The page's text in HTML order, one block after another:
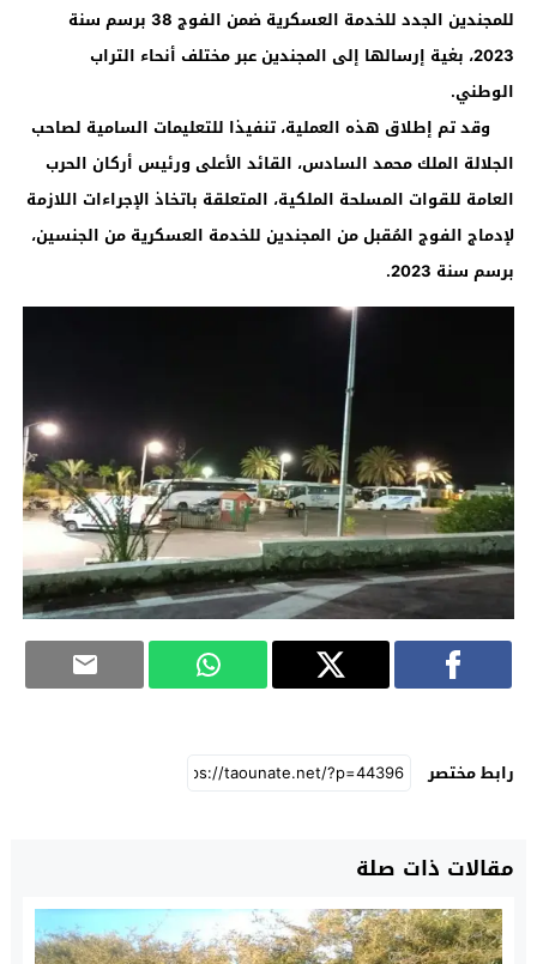
للمجندين الجدد للخدمة العسكرية ضمن الفوج 38 برسم سنة
2023، بغية إرسالها إلى المجندين عبر مختلف أنحاء التراب
الوطني.
وقد تم إطلاق هذه العملية، تنفيذا للتعليمات السامية لصاحب
الجلالة الملك محمد السادس، القائد الأعلى ورئيس أركان الحرب
العامة للقوات المسلحة الملكية، المتعلقة باتخاذ الإجراءات اللازمة
لإدماج الفوج المُقبل من المجندين للخدمة العسكرية من الجنسين،
برسم سنة 2023.
رابط مختصر
مقالات ذات صلة